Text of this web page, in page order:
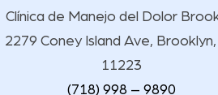
Clínica de Manejo del Dolor
2279 Coney Island Ave,
11223
(718) 998 – 9890